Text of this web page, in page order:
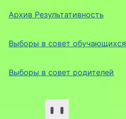
Архив Результативность
Выборы в совет обучающихся
Выборы в совет родителей